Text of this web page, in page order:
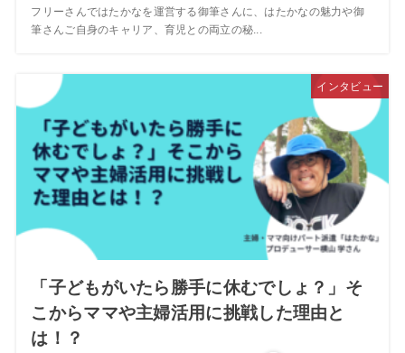
フリーさんではたかなを運営する御筆さんに、はたかなの魅力や御
筆さんご自身のキャリア、育児との両立の秘...
インタビュー
「子どもがいたら勝手に休むでしょ？」そ
こからママや主婦活用に挑戦した理由と
は！？